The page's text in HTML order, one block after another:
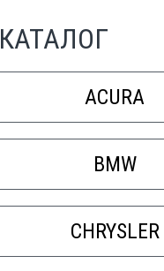
КАТАЛОГ
ACURA
BMW
CHRYSLER